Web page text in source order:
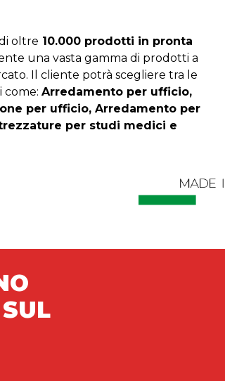
oltre 10.000 prodotti in pronta
una vasta gamma di prodotti a
Il cliente potrà scegliere tra le
come:Arredamento per ufficio,
per ufficio, Arredamento per
per studi medici e